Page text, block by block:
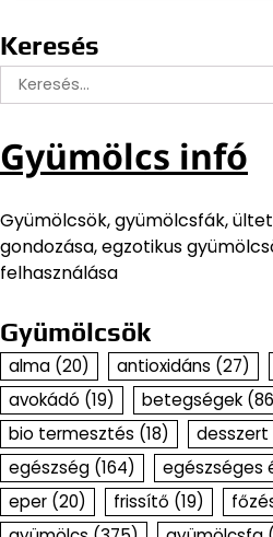
Keresés
Keresés:
Gyümölcs infó
Gyümölcsök, gyümölcsfák,
gondozása, egzotikus
felhasználása
Gyümölcsök
alma (20) antioxidáns (27)
avokádó (19) betegségek
bio termesztés (18) desszert
egészség (164) egészséges
eper (20) frissítő (19)